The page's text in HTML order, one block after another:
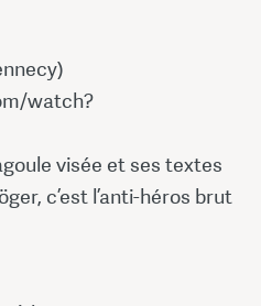
watch?
visée et ses textes
c’est l’anti-héros brut